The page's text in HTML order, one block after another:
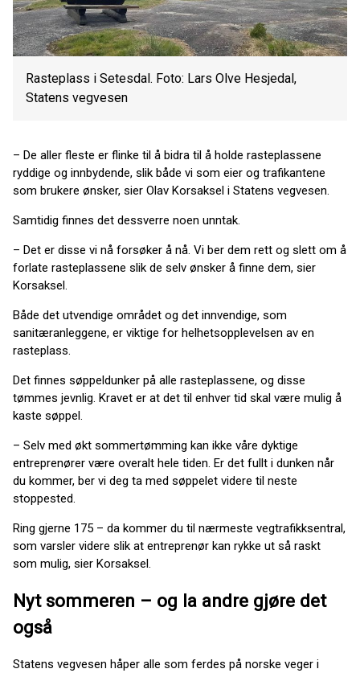
Rasteplass i Setesdal. Foto: Lars Olve Hesjedal,
Statens vegvesen
– De aller fleste er flinke til å bidra til å holde rasteplassene
ryddige og innbydende, slik både vi som eier og trafikantene
som brukere ønsker, sier Olav Korsaksel i Statens vegvesen.
Samtidig finnes det dessverre noen unntak.
– Det er disse vi nå forsøker å nå. Vi ber dem rett og slett om å
forlate rasteplassene slik de selv ønsker å finne dem, sier
Korsaksel.
Både det utvendige området og det innvendige, som
sanitæranleggene, er viktige for helhetsopplevelsen av en
rasteplass.
Det finnes søppeldunker på alle rasteplassene, og disse
tømmes jevnlig. Kravet er at det til enhver tid skal være mulig å
kaste søppel.
– Selv med økt sommertømming kan ikke våre dyktige
entreprenører være overalt hele tiden. Er det fullt i dunken når
du kommer, ber vi deg ta med søppelet videre til neste
stoppested.
Ring gjerne 175 – da kommer du til nærmeste vegtrafikksentral,
som varsler videre slik at entreprenør kan rykke ut så raskt
som mulig, sier Korsaksel.
Nyt sommeren – og la andre gjøre det
også
Statens vegvesen håper alle som ferdes på norske veger i